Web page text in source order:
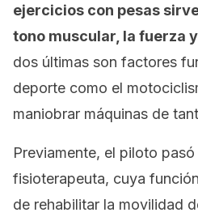
ejercicios con pesas
tono muscular, la fuerza
dos últimas son factores
deporte como el
maniobrar máquinas de
Previamente, el piloto
fisioterapeuta, cuya
de rehabilitar la movilidad